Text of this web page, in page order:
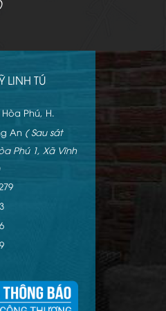
LINH TÚ
Phú, H.
An ( Sau sát
Phú 1, Xã Vĩnh